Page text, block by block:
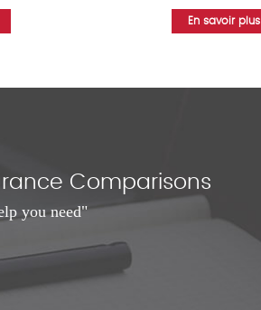
En savoir plus
Comparisons
you need"